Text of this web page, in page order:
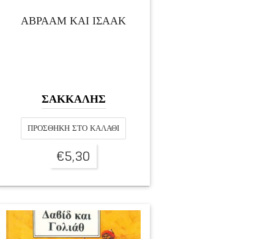
ΑΒΡΑΑΜ ΚΑΙ ΙΣΑΑΚ
ΣΑΚΚΑΛΗΣ
ΠΡΟΣΘΉΚΗ ΣΤΟ ΚΑΛΆΘΙ
€5,30